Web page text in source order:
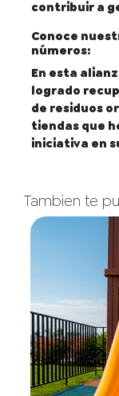
contribuir a
Conoce
números:
En esta
logrado
de residuos
tiendas que
iniciativa en
Tambien te